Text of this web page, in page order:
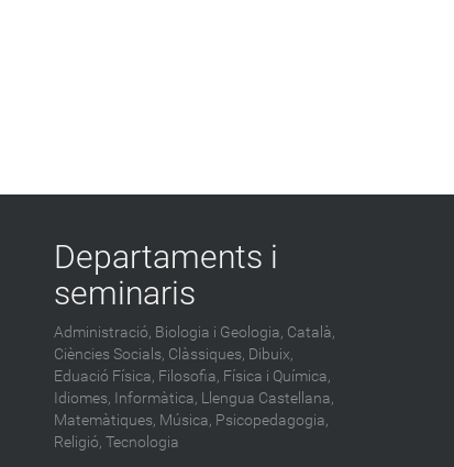
Departaments i
seminaris
Administració, Biologia i Geologia, Català,
Ciències Socials, Clàssiques, Dibuix,
Eduació Física, Filosofia, Física i Química,
Idiomes, Informàtica, Llengua Castellana,
Matemàtiques, Música, Psicopedagogia,
Religió, Tecnologia